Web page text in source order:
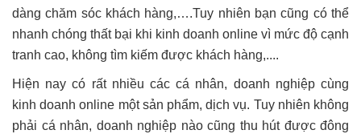
dàng chăm sóc khách hàng,….Tuy nhiên bạn cũng có thể
nhanh chóng thất bại khi kinh doanh online vì mức độ cạnh
tranh cao, không tìm kiếm được khách hàng,....
Hiện nay có rất nhiều các cá nhân, doanh nghiệp cùng
kinh doanh online một sản phẩm, dịch vụ. Tuy nhiên không
phải cá nhân, doanh nghiệp nào cũng thu hút được đông